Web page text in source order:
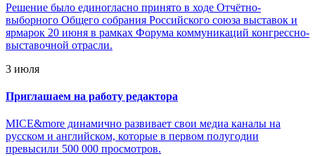
Решение было единогласно принято в ходе Отчётно-
выборного Общего собрания Российского союза выставок и
ярмарок 20 июня в рамках Форума коммуникаций конгрессно-
выставочной отрасли.
3 июля
Приглашаем на работу редактора
MICE&more динамично развивает свои медиа каналы на
русском и английском, которые в первом полугодии
превысили 500 000 просмотров.